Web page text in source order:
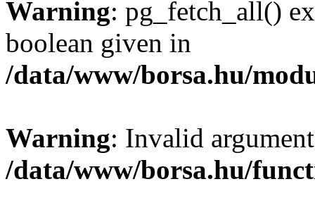
Warning: pg_fetch_all()
boolean given in
/data/www/borsa.hu/
Warning: Invalid
/data/www/borsa.hu/